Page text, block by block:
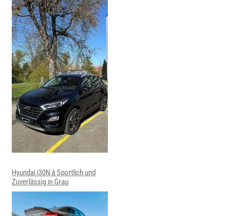
Hyundai i30N â Sportlich und
Zuverlässig in Grau